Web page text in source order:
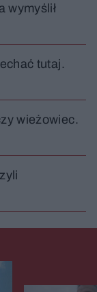
wymyślił
tutaj.
wieżowiec.